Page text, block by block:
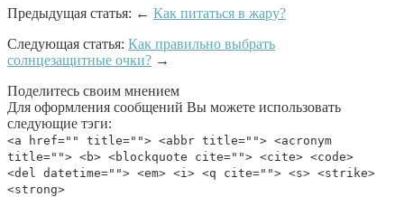
Предыдущая статья: ← Как питаться в жару?
Следующая статья: Как правильно выбрать
солнцезащитные очки? →
Поделитесь своим мнением
Для оформления сообщений Вы можете использовать
следующие тэги:
<a href="" title=""> <abbr title=""> <acronym
title=""> <b> <blockquote cite=""> <cite> <code>
<del datetime=""> <em> <i> <q cite=""> <s> <strike>
<strong>